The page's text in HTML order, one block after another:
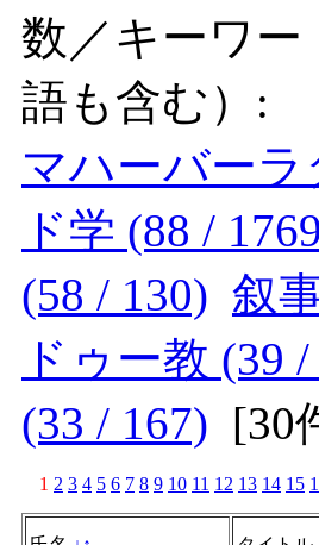
数／キーワ
語も含む）:
マハーバーラ
ド学 (88 /
(58 / 130) 叙
ドゥー教 (39
(33 / 167) [30
1 2 3 4 5 6 7 8 9 10 11 12 13 14 15